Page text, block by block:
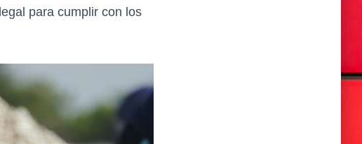
para cumplir con los